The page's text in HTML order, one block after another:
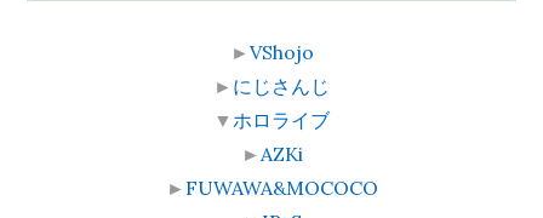
►VShojo
► にじさんじ
▼ ホロライブ
► AZKi
► FUWAWA&MOCOCO